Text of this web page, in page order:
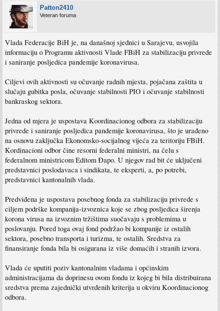
Patton2410
Veteran foruma
Vlada Federacije BiH je, na današnoj sjednici u Sarajevu, usvojila
informaciju o Programu aktivnosti Vlade FBiH za stabilizaciju privrede
i saniranje posljedica pandemije koronavirusa.
Ciljevi ovih aktivnosti su očuvanje radnih mjesta, pojačana zaštita u
slučaju gubitka posla, očuvanje stabilnosti PIO i očuvanje stabilnosti
bankraskog sektora.
Jedna od mjera je uspostava Koordinacionog odbora za stabilizaciju
privrede i saniranje posljedica pandemije koronavirusa, što je urađeno
na osnovu zaključka Ekonomsko-socijalnog vijeća za teritoriju FBiH.
Kordinacioni odbor čine resorni federalni ministri, na čelu s
federalnom ministricom Editom Đapo. U njegov rad bit će uključeni
predstavnici poslodavaca i sindikata, te eksperti, a, po potrebi,
predstavnici kantonalnih vlada.
Predviđena je uspostava posebnog fonda za stabilizaciju privrede s
ciljem podrške kompanija-izvoznica koje se zbog posljedica širenja
korona virusa na izvoznim tržištima suočavaju s problemima u
poslovanju. Pored toga ovaj fond podržao bi kompanije iz ostalih
sektora, posebno transporta i turizma, te ostalih. Sredstva za
finansiranje fonda bila bi osigurana iz više domaćih i stranih izvora.
Vlada će uputiti poziv kantonalnim vladama i općinskim
administracijama da doprinesu ovom fondu iz kojeg bi bila distribuirana
sredstva prema zajednički utvrđenih kriterija u okviru Koordinacionog
odbora.